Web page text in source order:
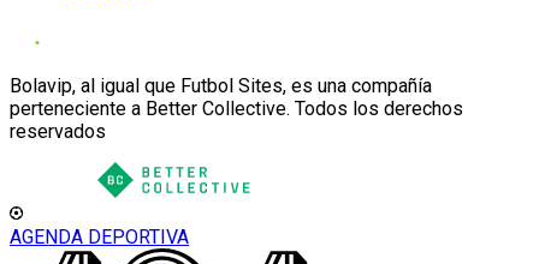
Bolavip, al igual que Futbol Sites, es una compañía
perteneciente a Better Collective. Todos los derechos
reservados
AGENDA DEPORTIVA